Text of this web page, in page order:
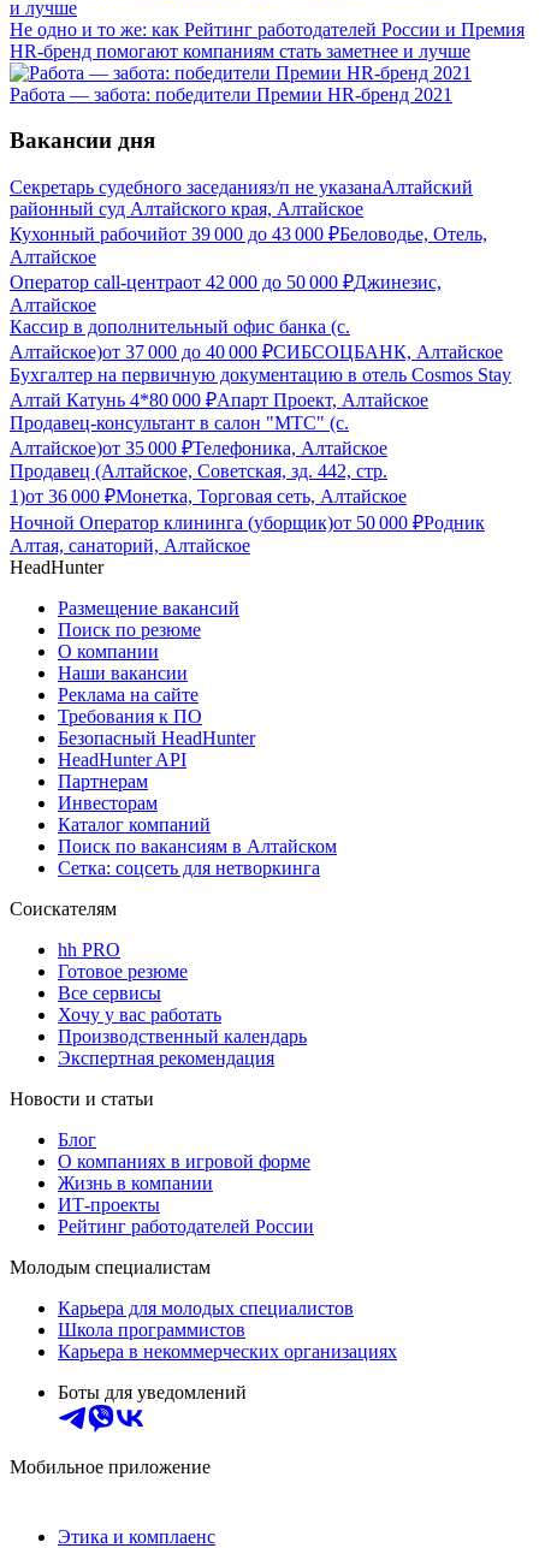
Не одно и то же: как Рейтинг работодателей России и Премия
HR-бренд помогают компаниям стать заметнее и лучше
Работа — забота: победители Премии HR-бренд 2021
Вакансии дня
Секретарь судебного заседанияз/п не указанаАлтайский
районный суд Алтайского края, Алтайское
Кухонный рабочийот 39 000 до 43 000 ₽Беловодье, Отель,
Алтайское
Оператор call-центраот 42 000 до 50 000 ₽Джинезис,
Алтайское
Кассир в дополнительный офис банка (с.
Алтайское)от 37 000 до 40 000 ₽СИБСОЦБАНК, Алтайское
Бухгалтер на первичную документацию в отель Cosmos Stay
Алтай Катунь 4*80 000 ₽Апарт Проект, Алтайское
Продавец-консультант в салон "МТС" (с.
Алтайское)от 35 000 ₽Телефоника, Алтайское
Продавец (Алтайское, Советская, зд. 442, стр.
1)от 36 000 ₽Монетка, Торговая сеть, Алтайское
Ночной Оператор клининга (уборщик)от 50 000 ₽Родник
Алтая, санаторий, Алтайское
HeadHunter
Размещение вакансий
Поиск по резюме
О компании
Наши вакансии
Реклама на сайте
Требования к ПО
Безопасный HeadHunter
HeadHunter API
Партнерам
Инвесторам
Каталог компаний
Поиск по вакансиям в Алтайском
Сетка: соцсеть для нетворкинга
Соискателям
hh PRO
Готовое резюме
Все сервисы
Хочу у вас работать
Производственный календарь
Экспертная рекомендация
Новости и статьи
Блог
О компаниях в игровой форме
Жизнь в компании
ИТ-проекты
Рейтинг работодателей России
Молодым специалистам
Карьера для молодых специалистов
Школа программистов
Карьера в некоммерческих организациях
Боты для уведомлений
Мобильное приложение
Этика и комплаенс